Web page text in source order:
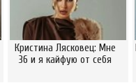
Кристина Лясковец: Мне
36 и я кайфую от себя